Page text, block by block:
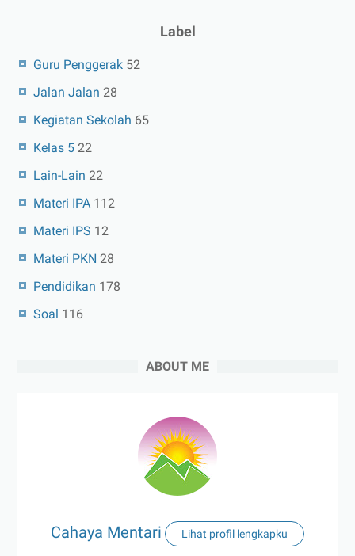
Label
Guru Penggerak 52
Jalan Jalan 28
Kegiatan Sekolah 65
Kelas 5 22
Lain-Lain 22
Materi IPA 112
Materi IPS 12
Materi PKN 28
Pendidikan 178
Soal 116
ABOUT ME
Cahaya Mentari Lihat profil lengkapku